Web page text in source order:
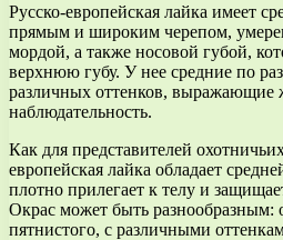
Русско-европейская лайка имеет
прямым и широким черепом,
мордой, а также носовой губой,
верхнюю губу. У нее средние по
различных оттенков, выражающие
наблюдательность.
Как для представителей
европейская лайка обладает
плотно прилегает к телу и
Окрас может быть разнообразным:
пятнистого, с различными